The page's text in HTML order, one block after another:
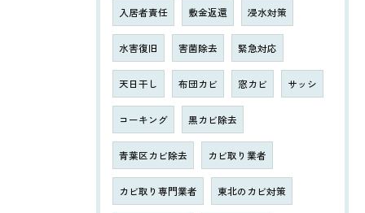
入居者責任 敷金返還 浸水対策
水害復旧 害菌除去 緊急対応
天日干し 布団カビ 窓カビ サッシ
コーキング 黒カビ除去
青葉区カビ除去 カビ取り業者
カビ取り専門業者 東北のカビ対策